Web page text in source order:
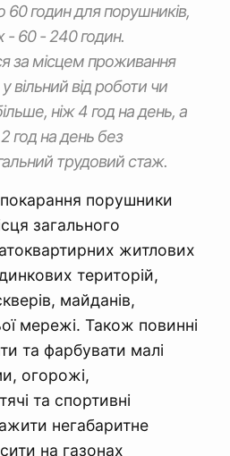
60 годин для порушників,
- 60 - 240 годин.
за місцем проживання
вільний від роботи чи
ніж 4 год на день, а
год на день без
трудовий стаж.
покарання порушники
загального
житлових
територій,
майданів,
мережі. Також повинні
та фарбувати малі
огорожі,
та спортивні
негабаритне
на газонах